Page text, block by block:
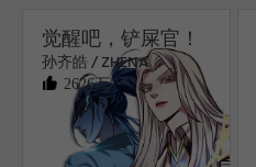
觉醒吧，铲屎官！
孙齐皓 / ZHENA
2626万